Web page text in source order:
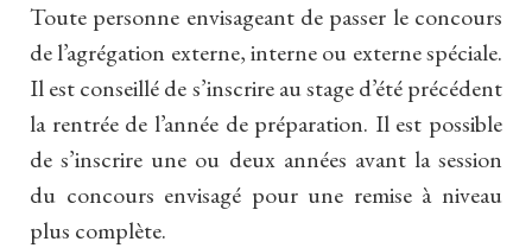
Toute personne envisageant de passer le concours
de l’agrégation externe, interne ou externe spéciale.
Il est conseillé de s’inscrire au stage d’été précédent
la rentrée de l’année de préparation. Il est possible
de s’inscrire une ou deux années avant la session
du concours envisagé pour une remise à niveau
plus complète.